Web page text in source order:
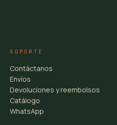
SOPORTE
Contáctanos
Envíos
Devoluciones y reembolsos
Catálogo
WhatsApp